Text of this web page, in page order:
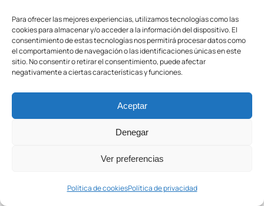
Para ofrecer las mejores experiencias, utilizamos tecnologías como las
cookies para almacenar y/o acceder a la información del dispositivo. El
consentimiento de estas tecnologías nos permitirá procesar datos como
el comportamiento de navegación o las identificaciones únicas en este
sitio. No consentir o retirar el consentimiento, puede afectar
negativamente a ciertas características y funciones.
Aceptar
Denegar
Ver preferencias
Política de cookiesPolítica de privacidad
COPASA acerca la formación y